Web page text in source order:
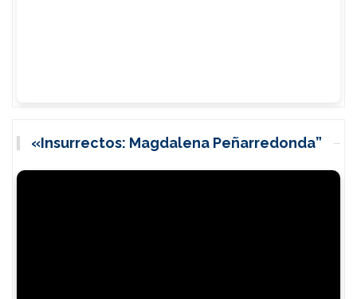
«Insurrectos: Magdalena Peñarredonda”